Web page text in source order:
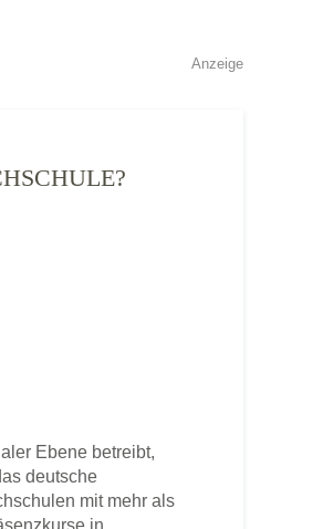
Anzeige
Ebene betreibt,
deutsche
mit mehr als
in